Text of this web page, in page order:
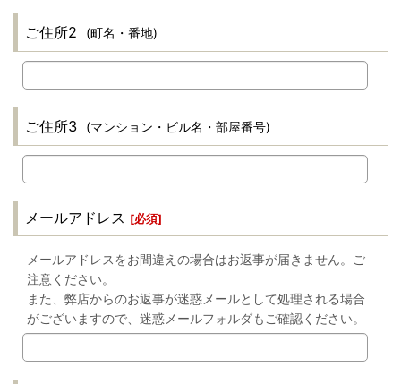
ご住所2 (町名・番地)
ご住所3 (マンション・ビル名・部屋番号)
メールアドレス [必須]
メールアドレスをお間違えの場合はお返事が届きません。ご
注意ください。
また、弊店からのお返事が迷惑メールとして処理される場合
がございますので、迷惑メールフォルダもご確認ください。